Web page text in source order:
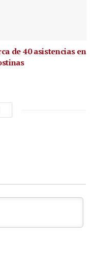
de 40 asistencias en